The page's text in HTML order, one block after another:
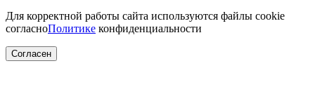
Для корректной работы сайта используются файлы cookie
согласноПолитике конфиденциальности
Согласен